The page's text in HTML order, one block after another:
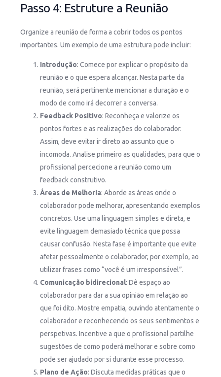
Passo 4: Estruture a Reunião
Organize a reunião de forma a cobrir todos os pontos
importantes. Um exemplo de uma estrutura pode incluir:
Introdução: Comece por explicar o propósito da
reunião e o que espera alcançar. Nesta parte da
reunião, será pertinente mencionar a duração e o
modo de como irá decorrer a conversa.
Feedback Positivo: Reconheça e valorize os
pontos fortes e as realizações do colaborador.
Assim, deve evitar ir direto ao assunto que o
incomoda. Analise primeiro as qualidades, para que o
profissional percecione a reunião como um
feedback construtivo.
Áreas de Melhoria: Aborde as áreas onde o
colaborador pode melhorar, apresentando exemplos
concretos. Use uma linguagem simples e direta, e
evite linguagem demasiado técnica que possa
causar confusão. Nesta fase é importante que evite
afetar pessoalmente o colaborador, por exemplo, ao
utilizar frases como “você é um irresponsável”.
Comunicação bidirecional: Dê espaço ao
colaborador para dar a sua opinião em relação ao
que foi dito. Mostre empatia, ouvindo atentamente o
colaborador e reconhecendo os seus sentimentos e
perspetivas. Incentive a que o profissional partilhe
sugestões de como poderá melhorar e sobre como
pode ser ajudado por si durante esse processo.
Plano de Ação: Discuta medidas práticas que o